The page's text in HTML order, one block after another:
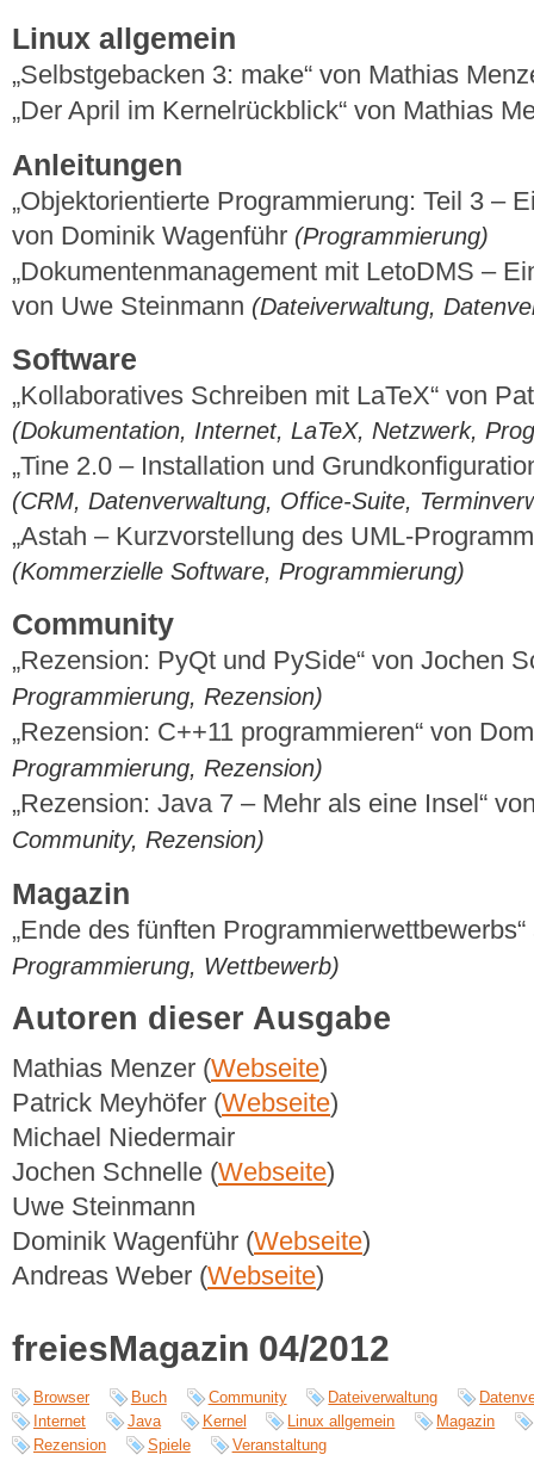
Linux allgemein
„Selbstgebacken 3: make“ von Mathias
„Der April im Kernelrückblick“ von Mathias
Anleitungen
„Objektorientierte Programmierung: Teil 3 –
von Dominik Wagenführ (Programmierung)
„Dokumentenmanagement mit LetoDMS –
von Uwe Steinmann (Dateiverwaltung,
Software
„Kollaboratives Schreiben mit LaTeX“ von
(Dokumentation, Internet, LaTeX, Netzwerk,
„Tine 2.0 – Installation und
(CRM, Datenverwaltung, Office-Suite,
„Astah – Kurzvorstellung des UML-
(Kommerzielle Software, Programmierung)
Community
„Rezension: PyQt und PySide“ von Jochen
Programmierung, Rezension)
„Rezension: C++11 programmieren“ von
Programmierung, Rezension)
„Rezension: Java 7 – Mehr als eine Insel“
Community, Rezension)
Magazin
„Ende des fünften Programmierwettbewerbs“
Programmierung, Wettbewerb)
Autoren dieser Ausgabe
Mathias Menzer (Webseite)
Patrick Meyhöfer (Webseite)
Michael Niedermair
Jochen Schnelle (Webseite)
Uwe Steinmann
Dominik Wagenführ (Webseite)
Andreas Weber (Webseite)
freiesMagazin 04/2012
Browser Buch Community Dateiverwaltung
Internet
Java Kernel Linux allgemein
Magazin
Rezension
Spiele Veranstaltung